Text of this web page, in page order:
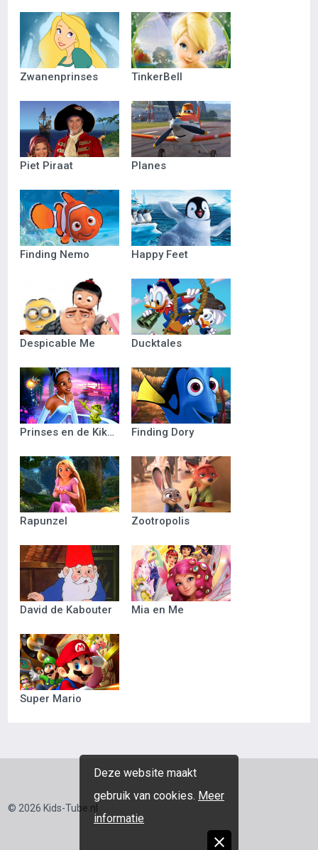
Zwanenprinses TinkerBell
Piet Piraat Planes
Finding Nemo Happy Feet
Despicable Me Ducktales
Prinses en de Kikker Finding Dory
Rapunzel Zootropolis
David de Kabouter Mia en Me
Super Mario
Deze website maakt
gebruik van cookies. Meer
informatie
© 2026 Kids-Tube.nl